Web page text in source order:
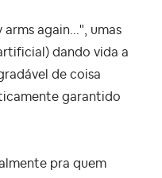
arms again...", umas
dando vida a
de coisa
garantido
pra quem